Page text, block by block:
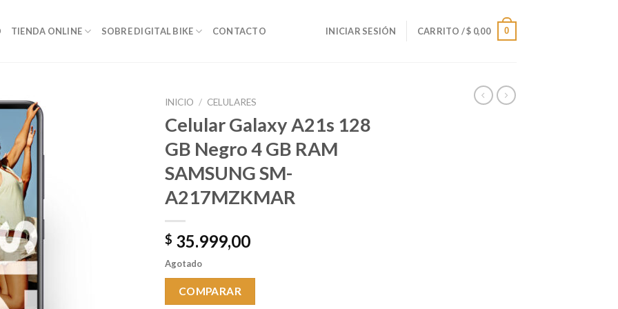
TIENDA ONLINE SOBRE DIGITAL BIKE CONTACTO INICIAR SESIÓN CARRITO /$ 0,00 0
INICIO / CELULARES
Celular Galaxy A21s 128
GB Negro 4 GB RAM
SAMSUNG SM-
A217MZKMAR
$ 35.999,00
Agotado
COMPARAR